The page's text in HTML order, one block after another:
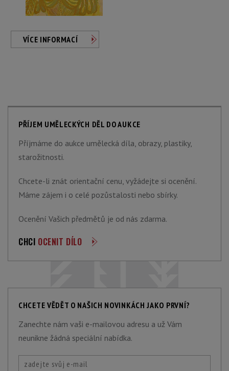
VÍCE INFORMACÍ
PŘÍJEM UMĚLECKÝCH DĚL DO AUKCE
Příjmáme do aukce umělecká díla, obrazy, plastiky,
starožitnosti.
Chcete-li znát orientační cenu, vyžádejte si ocenění.
Máme zájem i o celé pozůstalosti nebo sbírky.
Ocenění Vašich předmětů je od nás zdarma.
CHCI OCENIT DÍLO
CHCETE VĚDĚT O NAŠICH NOVINKÁCH JAKO PRVNÍ?
Zanechte nám vaši e-mailovou adresu a už Vám
neunikne žádná speciální nabídka.